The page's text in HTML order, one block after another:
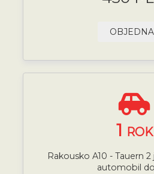
1 ROK
Rakousko A10 - Tauern
automobil